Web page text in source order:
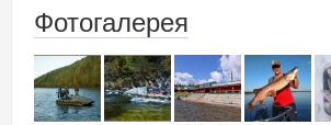
Фотогалерея